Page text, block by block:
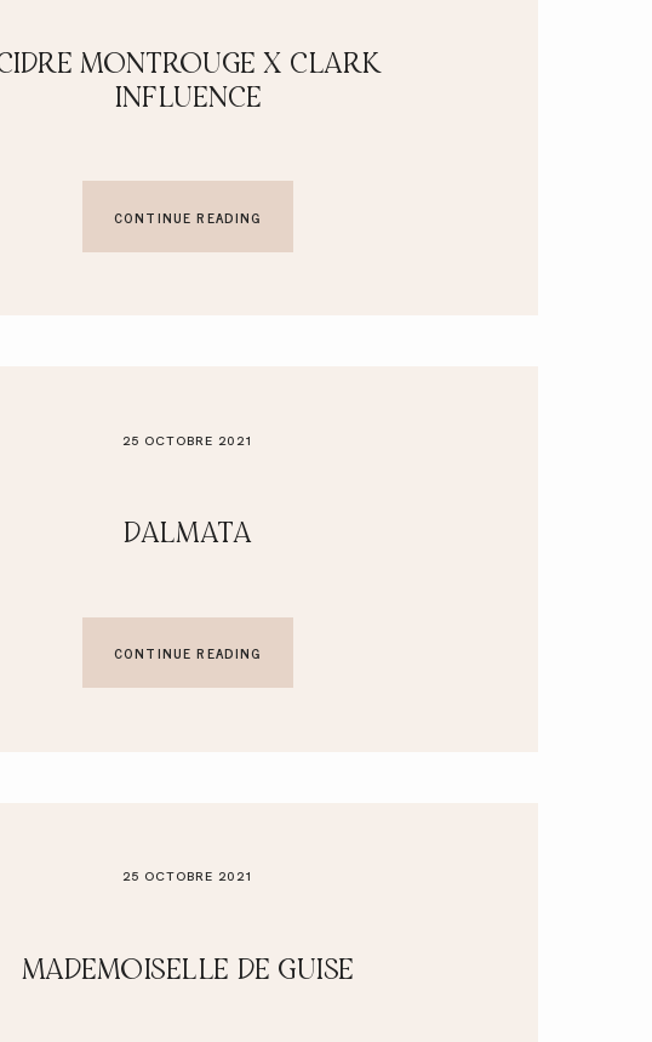
MONTROUGE X CLARK
INFLUENCE
CONTINUE READING
25 OCTOBRE 2021
DALMATA
CONTINUE READING
25 OCTOBRE 2021
MADEMOISELLE DE GUISE